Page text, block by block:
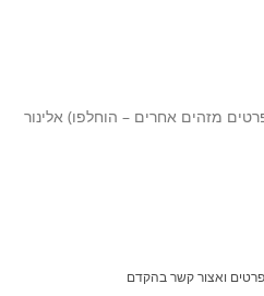
מזהים אחרים – הוחלפו) אלינור
ואצור קשר בהקדם